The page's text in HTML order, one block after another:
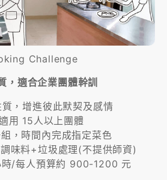
Challenge
，適合企業團體幹訓
，增進彼此默契及感情
用 15人以上團體
，時間內完成指定菜色
味料+垃圾處理(不提供師資)
/每人預算約 900-1200 元